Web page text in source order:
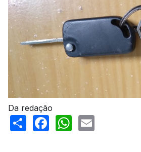
Da redação
ShareFacebook
WhatsApp